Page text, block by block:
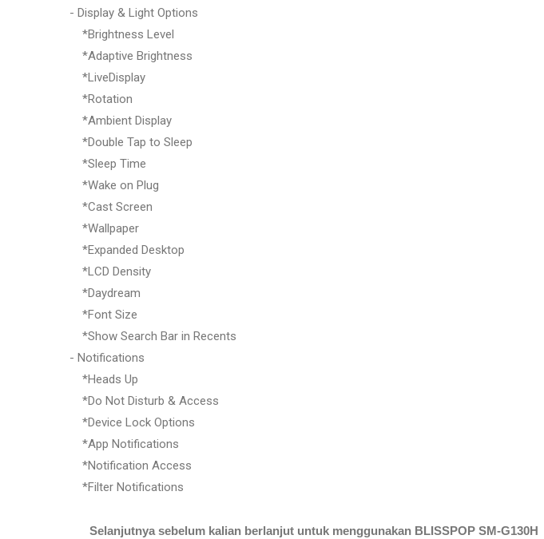
- Display & Light Options
*Brightness Level
*Adaptive Brightness
*LiveDisplay
*Rotation
*Ambient Display
*Double Tap to Sleep
*Sleep Time
*Wake on Plug
*Cast Screen
*Wallpaper
*Expanded Desktop
*LCD Density
*Daydream
*Font Size
*Show Search Bar in Recents
- Notifications
*Heads Up
*Do Not Disturb & Access
*Device Lock Options
*App Notifications
*Notification Access
*Filter Notifications
Selanjutnya sebelum kalian berlanjut untuk menggunakan BLISSPOPSM-G130H